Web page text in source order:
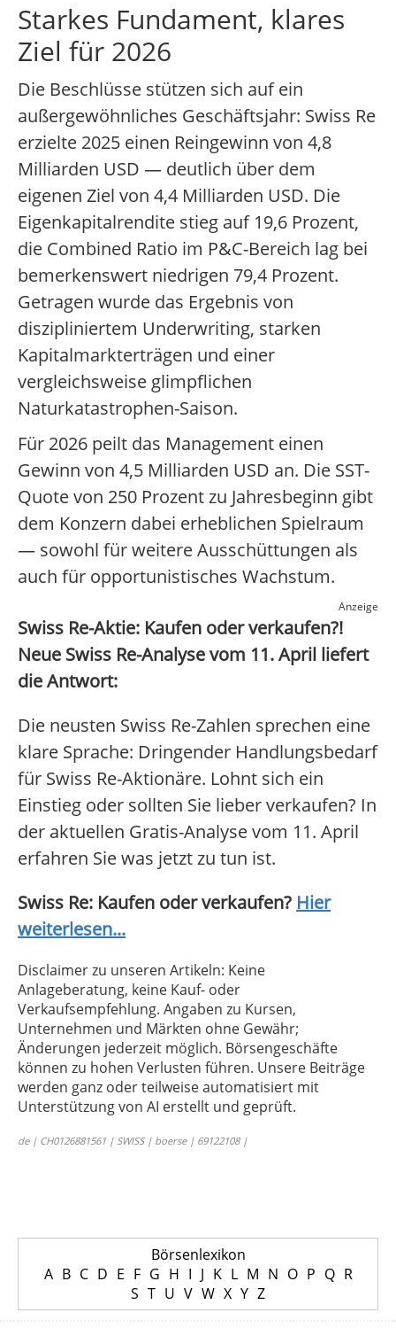
Starkes Fundament, klares
Ziel für 2026
Die Beschlüsse stützen sich auf ein
außergewöhnliches Geschäftsjahr: Swiss Re
erzielte 2025 einen Reingewinn von 4,8
Milliarden USD — deutlich über dem
eigenen Ziel von 4,4 Milliarden USD. Die
Eigenkapitalrendite stieg auf 19,6 Prozent,
die Combined Ratio im P&C-Bereich lag bei
bemerkenswert niedrigen 79,4 Prozent.
Getragen wurde das Ergebnis von
diszipliniertem Underwriting, starken
Kapitalmarkterträgen und einer
vergleichsweise glimpflichen
Naturkatastrophen-Saison.
Für 2026 peilt das Management einen
Gewinn von 4,5 Milliarden USD an. Die SST-
Quote von 250 Prozent zu Jahresbeginn gibt
dem Konzern dabei erheblichen Spielraum
— sowohl für weitere Ausschüttungen als
auch für opportunistisches Wachstum.
Anzeige
Swiss Re-Aktie: Kaufen oder verkaufen?!
Neue Swiss Re-Analyse vom 11. April liefert
die Antwort:
Die neusten Swiss Re-Zahlen sprechen eine
klare Sprache: Dringender Handlungsbedarf
für Swiss Re-Aktionäre. Lohnt sich ein
Einstieg oder sollten Sie lieber verkaufen? In
der aktuellen Gratis-Analyse vom 11. April
erfahren Sie was jetzt zu tun ist.
Swiss Re: Kaufen oder verkaufen? Hier
weiterlesen...
Disclaimer zu unseren Artikeln: Keine
Anlageberatung, keine Kauf- oder
Verkaufsempfehlung. Angaben zu Kursen,
Unternehmen und Märkten ohne Gewähr;
Änderungen jederzeit möglich. Börsengeschäfte
können zu hohen Verlusten führen. Unsere Beiträge
werden ganz oder teilweise automatisiert mit
Unterstützung von AI erstellt und geprüft.
de | CH0126881561 | SWISS | boerse | 69122108 |
Börsenlexikon
A B C D E F G H I J K L M N O P Q R
S T U V W X Y Z